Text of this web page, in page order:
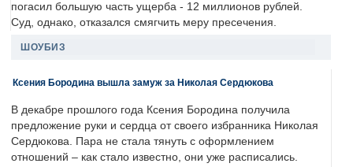
погасил большую часть ущерба - 12 миллионов рублей.
Суд, однако, отказался смягчить меру пресечения.
ШОУБИЗ
Ксения Бородина вышла замуж за Николая Сердюкова
В декабре прошлого года Ксения Бородина получила
предложение руки и сердца от своего избранника Николая
Сердюкова. Пара не стала тянуть с оформлением
отношений – как стало известно, они уже расписались.